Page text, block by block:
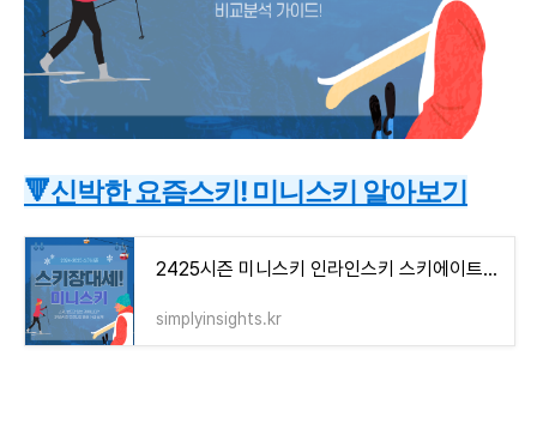
🔻신박한 요즘스키! 미니스키 알아보기
2425시즌 미니스키 인라인스키 스키에이트 렌탈 강습 추천스키장
simplyinsights.kr